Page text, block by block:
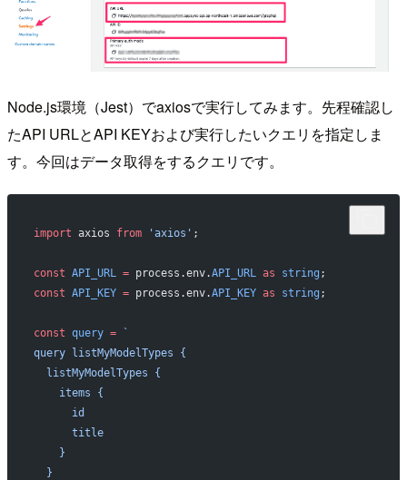
Node.js環境（Jest）でaxiosで実行してみます。先程確認し
たAPI URLとAPI KEYおよび実行したいクエリを指定しま
す。今回はデータ取得をするクエリです。
import axios from 'axios' ;
const API_URL = process.env.API_URL as string ;
const API_KEY = process.env.API_KEY as string ;
const query = `
query listMyModelTypes {
  listMyModelTypes {
    items {
      id
      title
    }
  }